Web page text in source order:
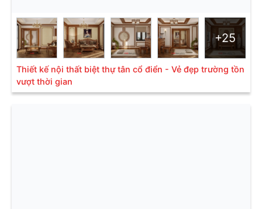
+25
Thiết kế nội thất biệt thự tân cổ điển - Vẻ đẹp trường tồn
vượt thời gian